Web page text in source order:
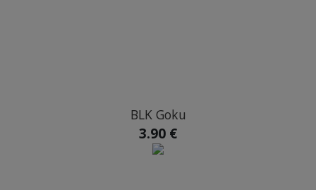
BLK Goku
3.90 €